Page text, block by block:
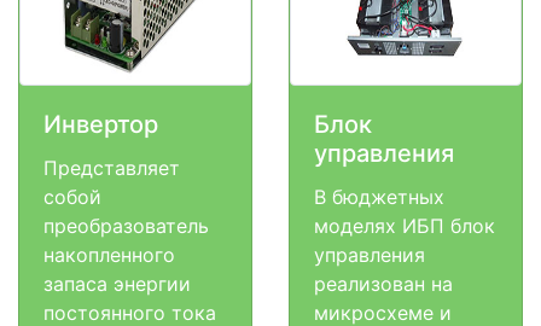
Инвертор
Представляет
собой
преобразователь
накопленного
запаса энергии
постоянного тока
Блок
управления
В бюджетных
моделях ИБП блок
управления
реализован на
микросхеме и